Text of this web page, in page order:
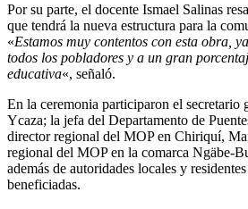
Por su parte, el docente Ismael Salinas
que tendrá la nueva estructura para la
«Estamos muy contentos con esta obra,
todos los pobladores y a un gran
educativa«, señaló.
En la ceremonia participaron el secretario
Ycaza; la jefa del Departamento de
director regional del MOP en Chiriquí,
regional del MOP en la comarca Ngäbe-
además de autoridades locales y
beneficiadas.